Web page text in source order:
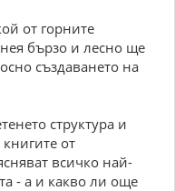
от горните
бързо и лесно ще
създаването на
структура и
от
всичко най-
- а и какво ли още